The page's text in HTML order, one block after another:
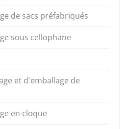
de sacs préfabriqués
sous cellophane
et d'emballage de
en cloque